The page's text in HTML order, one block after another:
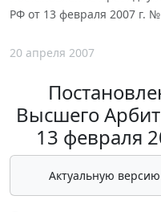
РФ от 13 февраля 2007 г.
20 апреля 2007
Высшего
13 февраля
Актуальную